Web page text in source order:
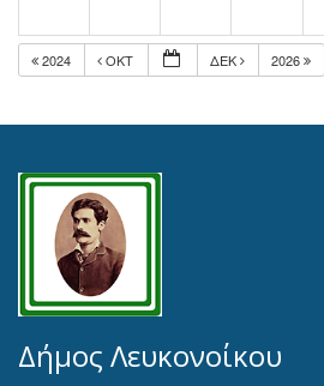
2024 ΟΚΤ ΔΕΚ 2026
Δήμος Λευκονοίκου